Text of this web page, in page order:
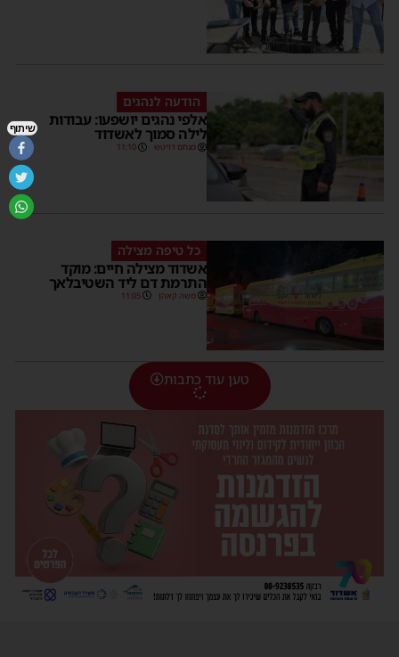
הודעה לנהגים
אלפי נהגים יושפעו: עבודות
לילה סמוך לאשדוד
מנחם דויטש 11:10
כל טיפה מצילה
אשדוד מצילה חיים: מוקד
התרמת דם ליד השטיבלאך
משה קאהן 11:05
טען עוד כתבות
שיתוף